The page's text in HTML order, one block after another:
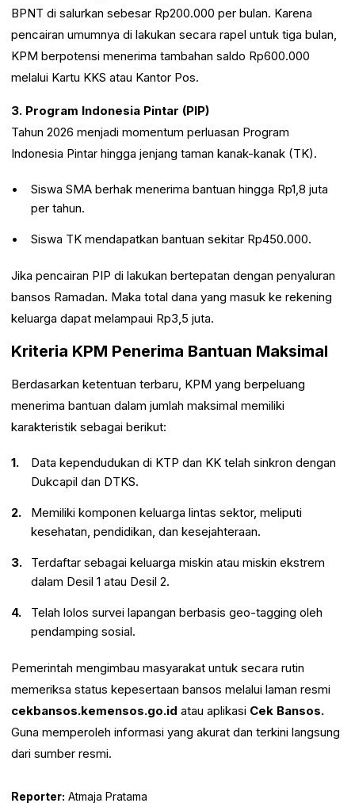
BPNT di salurkan sebesar Rp200.000 per bulan. Karena
pencairan umumnya di lakukan secara rapel untuk tiga bulan,
KPM berpotensi menerima tambahan saldo Rp600.000
melalui Kartu KKS atau Kantor Pos.
3. Program Indonesia Pintar (PIP)
Tahun 2026 menjadi momentum perluasan Program
Indonesia Pintar hingga jenjang taman kanak-kanak (TK).
Siswa SMA berhak menerima bantuan hingga Rp1,8 juta
per tahun.
Siswa TK mendapatkan bantuan sekitar Rp450.000.
Jika pencairan PIP di lakukan bertepatan dengan penyaluran
bansos Ramadan. Maka total dana yang masuk ke rekening
keluarga dapat melampaui Rp3,5 juta.
Kriteria KPM Penerima Bantuan Maksimal
Berdasarkan ketentuan terbaru, KPM yang berpeluang
menerima bantuan dalam jumlah maksimal memiliki
karakteristik sebagai berikut:
Data kependudukan di KTP dan KK telah sinkron dengan
Dukcapil dan DTKS.
Memiliki komponen keluarga lintas sektor, meliputi
kesehatan, pendidikan, dan kesejahteraan.
Terdaftar sebagai keluarga miskin atau miskin ekstrem
dalam Desil 1 atau Desil 2.
Telah lolos survei lapangan berbasis geo-tagging oleh
pendamping sosial.
Pemerintah mengimbau masyarakat untuk secara rutin
memeriksa status kepesertaan bansos melalui laman resmi
cekbansos.kemensos.go.id atau aplikasi Cek Bansos.
Guna memperoleh informasi yang akurat dan terkini langsung
dari sumber resmi.
Reporter: Atmaja Pratama